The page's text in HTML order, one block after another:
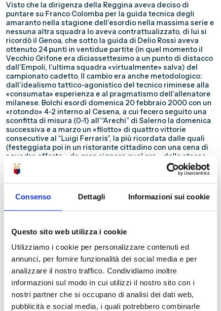
Consenso Dettagli Informazioni sui cookie
Questo sito web utilizza i cookie
Utilizziamo i cookie per personalizzare contenuti ed
annunci, per fornire funzionalità dei social media e per
analizzare il nostro traffico. Condividiamo inoltre
informazioni sul modo in cui utilizzi il nostro sito con i
nostri partner che si occupano di analisi dei dati web,
pubblicità e social media, i quali potrebbero combinarle
Visto che la dirigenza della Reggina aveva deciso di
puntare su Franco Colomba per la guida tecnica degli
amaranto nella stagione dell’esordio nella massima serie e
nessuna altra squadra lo aveva contrattualizzato, di lui si
ricordò il Genoa, che sotto la guida di Delio Rossi aveva
ottenuto 24 punti in ventidue partite (in quel momento il
Vecchio Grifone era diciassettesimo a un punto di distacco
dall’Empoli, l’ultima squadra «virtualmente» salva) del
campionato cadetto. Il cambio era anche metodologico:
dall’idealismo tattico-agonistico del tecnico riminese alla
«consumata» esperienza e al pragmatismo dell’allenatore
milanese. Bolchi esordì domenica 20 febbraio 2000 con un
«rotondo» 4-2 interno al Cesena, a cui fecero seguito una
sconfitta di misura (0-1) all’“Arechi” di Salerno la domenica
successiva e a marzo un «filotto» di quattro vittorie
consecutive al “Luigi Ferraris”, la più ricordata dalle quali
(festeggiata poi in un ristorante cittadino con una cena di
squadra offerta – da gran signore qual era – dallo stesso
Bolchi) è quella di lunedì 20 marzo 2000 per 1-0 – nell’unico
incontro di quella serie nominalmente disputato in
trasferta – nel derby contro una Sampdoria, che,
«affondata» sotto la Gradinata Nord da un colpo di testa
del suo ex giocatore Marco «Carpa-goal» Carparelli,
avrebbe smarrito la strada che la stava conducendo
successive sette giornate una vittoria, un pareggio e
cinque sconfitte, che resero inutili le quattro vittorie finali.
Purtroppo la squadra rossoblù dopo quelle quattro vittorie
consecutive raccolse «solamente» sette punti nelle
successive cinque giornate, subendo due 1-2 esterni che le
«tarparono le ali» nella rincorsa – impensabile nel momento
in cui c’era stato l’avvicendamento sulla panchina rossoblù
– alla promozione, nonostante i tremila tifosi al seguito al
“Brianteo”, a Monza e, nonostante la posizione di «fanalino
di coda» ormai rassegnata alla retrocessione della